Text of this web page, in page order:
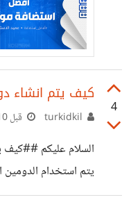
4
كيف يتم انشاء
قبل 10 سنوات
السلام عليكم
يتم استخدام الدومين